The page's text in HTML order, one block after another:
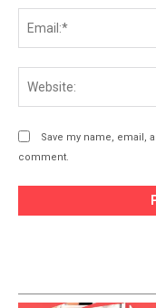
Save my name, email,
comment.